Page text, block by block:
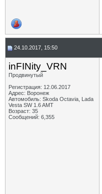
24.10.2017, 15:50
inFINity_VRN
Продвинутый
Регистрация: 12.06.2017
Адрес: Воронеж
Автомобиль: Skoda Octavia, Lada
Vesta SW 1.6 AMT
Возраст: 35
Сообщений: 6,355